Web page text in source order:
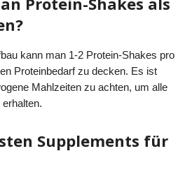
kann man 1-2 Protein-Shakes pro
Proteinbedarf zu decken. Es ist
Mahlzeiten zu achten, um alle
Supplements für